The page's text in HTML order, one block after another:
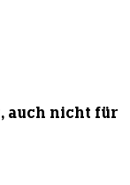
auch nicht für